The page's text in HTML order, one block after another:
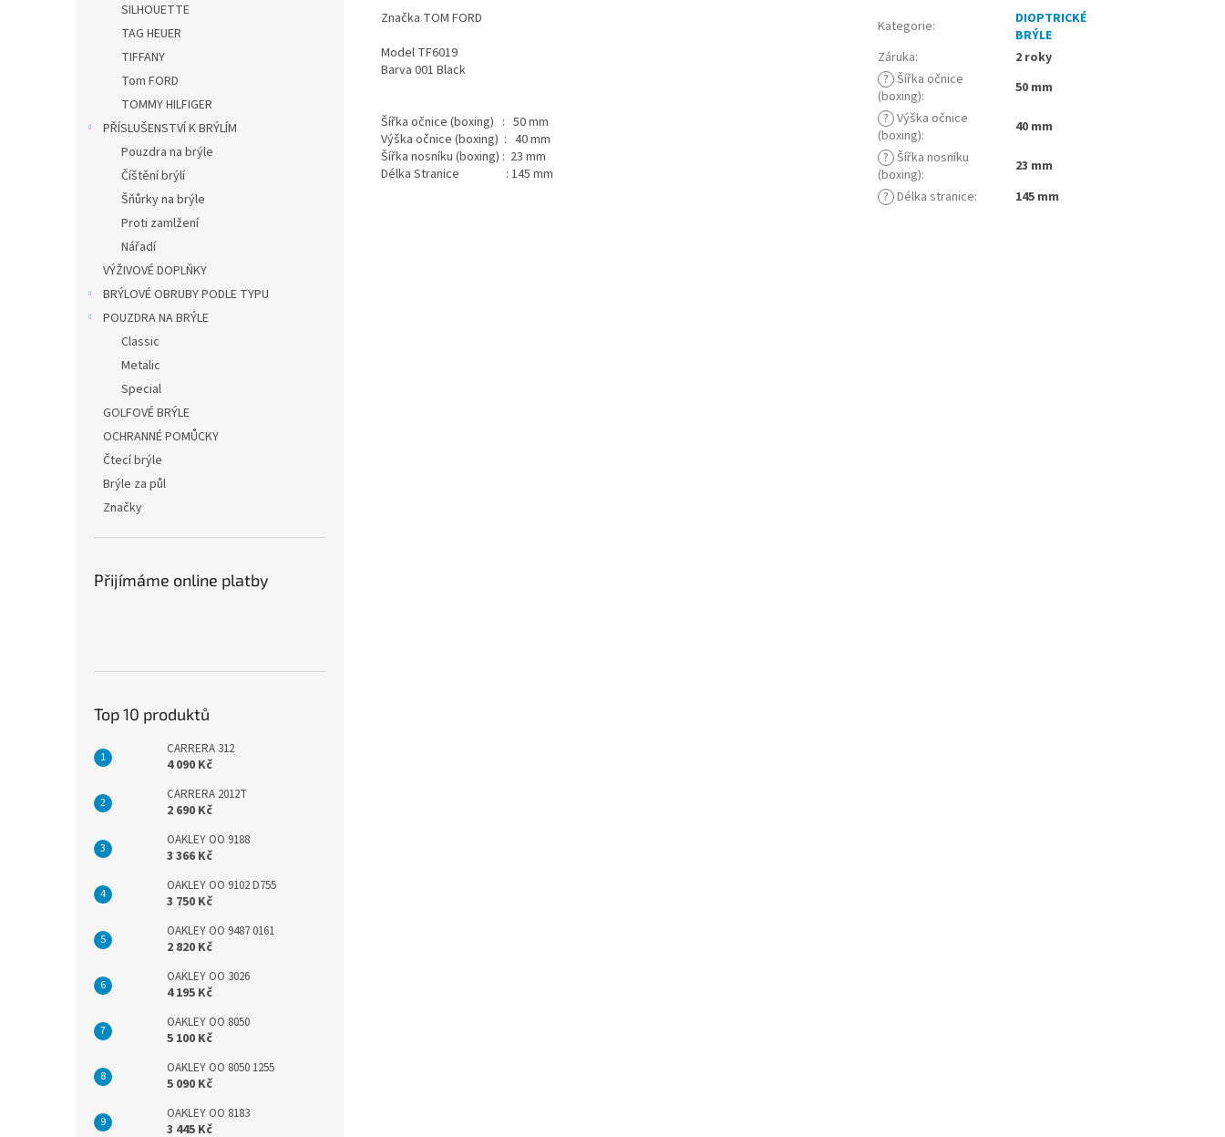
SILHOUETTE
TAG HEUER
TIFFANY
Tom FORD
TOMMY HILFIGER
PŘÍSLUŠENSTVÍ K BRÝLÍM
Pouzdra na brýle
Číštění brýlí
Šňůrky na brýle
Proti zamlžení
Nářadí
VÝŽIVOVÉ DOPLŇKY
BRÝLOVÉ OBRUBY PODLE TYPU
POUZDRA NA BRÝLE
Classic
Metalic
Special
GOLFOVÉ BRÝLE
OCHRANNÉ POMŮCKY
Čtecí brýle
Brýle za půl
Značky
Přijímáme online platby
Top 10 produktů
CARRERA 312
4 090 Kč
CARRERA 2012T
2 690 Kč
OAKLEY OO 9188
3 366 Kč
OAKLEY OO 9102 D755
3 750 Kč
OAKLEY OO 9487 0161
2 820 Kč
OAKLEY OO 3026
4 195 Kč
OAKLEY OO 8050
5 100 Kč
OAKLEY OO 8050 1255
5 090 Kč
OAKLEY OO 8183
3 445 Kč
Značka TOM FORD
Model TF6019
Barva 001 Black
Šířka očnice (boxing) : 50 mm
Výška očnice (boxing) : 40 mm
Šířka nosníku (boxing) : 23 mm
Délka Stranice : 145 mm
Kategorie:
DIOPTRICKÉ
BRÝLE
Záruka:
2 roky
? Šířka očnice
(boxing):
50 mm
? Výška očnice
(boxing):
40 mm
? Šířka nosníku
(boxing):
23 mm
? Délka stranice: 145 mm